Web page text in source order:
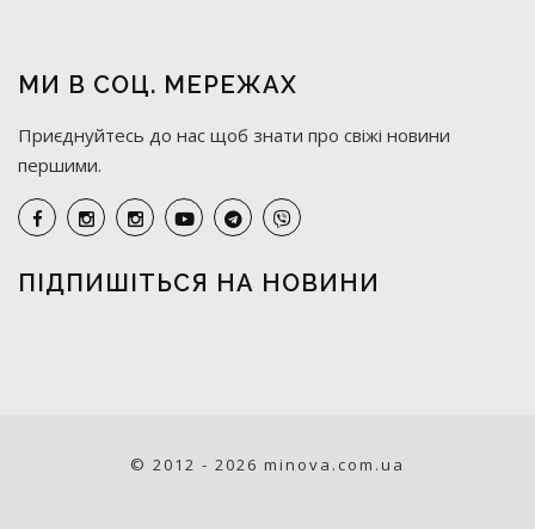
МИ В СОЦ. МЕРЕЖАХ
Приєднуйтесь до нас щоб знати про свіжі новини
першими.
ПІДПИШІТЬСЯ НА НОВИНИ
© 2012 - 2026 minova.com.ua